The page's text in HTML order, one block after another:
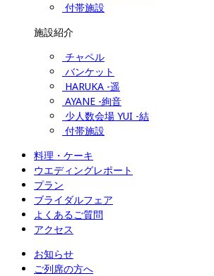
付帯施設
施設紹介
チャペル
バンケット
HARUKA -遥
AYANE -絢音
少人数会場 YUI -結
付帯施設
料理・ケーキ
ウエディングレポート
プラン
ブライダルフェア
よくあるご質問
アクセス
お知らせ
ご列席の方へ